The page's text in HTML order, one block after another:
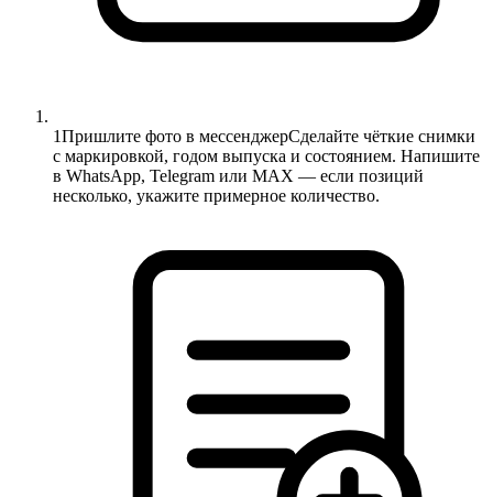
1Пришлите фото в мессенджерСделайте чёткие снимки
с маркировкой, годом выпуска и состоянием. Напишите
в WhatsApp, Telegram или MAX — если позиций
несколько, укажите примерное количество.